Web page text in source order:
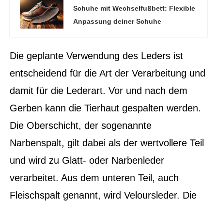
Schuhe mit Wechselfußbett: Flexible
Anpassung deiner Schuhe
Die geplante Verwendung des Leders ist
entscheidend für die Art der Verarbeitung und
damit für die Lederart. Vor und nach dem
Gerben kann die Tierhaut gespalten werden.
Die Oberschicht, der sogenannte
Narbenspalt, gilt dabei als der wertvollere Teil
und wird zu Glatt- oder Narbenleder
verarbeitet. Aus dem unteren Teil, auch
Fleischspalt genannt, wird Veloursleder. Die